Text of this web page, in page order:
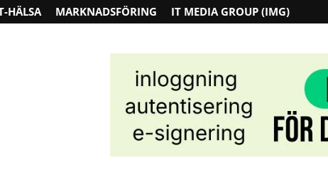
HÄLSA MARKNADSFÖRING IT MEDIA GROUP (IMG)